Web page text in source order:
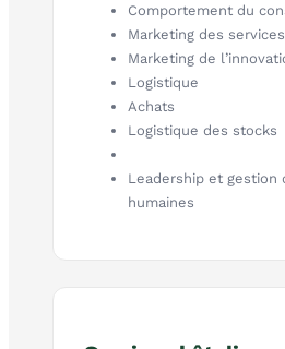
Comportement du
Marketing des services
Marketing de
Logistique
Achats
Logistique des stocks
Leadership et gestion
humaines